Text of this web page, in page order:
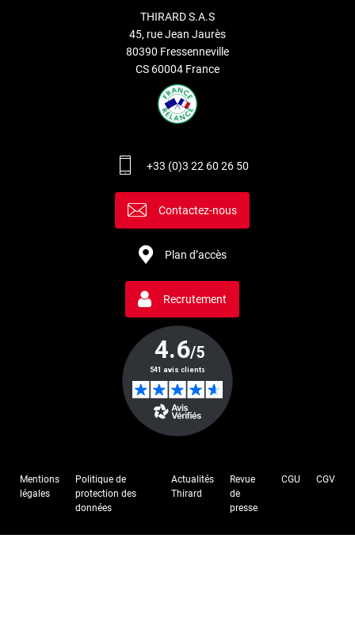
THIRARD S.A.S
45, rue Jean Jaurès
80390 Fressenneville
CS 60004 France
+33 (0)3 22 60 26 50
Contactez-nous
Plan d’accès
Recrutement
Mentions
légales
Politique de
protection des
données
Actualités
Thirard
Revue
de
presse
CGU CGV